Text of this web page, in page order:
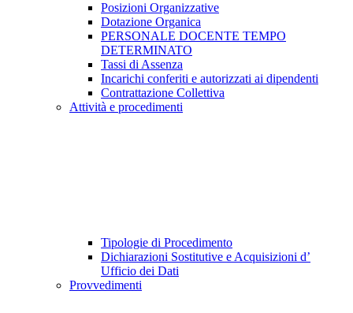
Posizioni Organizzative
Dotazione Organica
PERSONALE DOCENTE TEMPO
DETERMINATO
Tassi di Assenza
Incarichi conferiti e autorizzati ai dipendenti
Contrattazione Collettiva
Attività e procedimenti
Tipologie di Procedimento
Dichiarazioni Sostitutive e Acquisizioni d’
Ufficio dei Dati
Provvedimenti